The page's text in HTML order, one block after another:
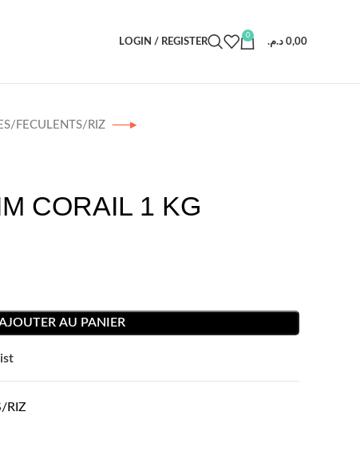
LOGIN / REGISTER
0
0,00 د.م.
FECULENTS/RIZ
CORAIL 1 KG
AU PANIER
RIZ